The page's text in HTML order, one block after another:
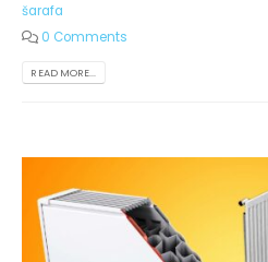
šarafa
0 Comments
READ MORE...